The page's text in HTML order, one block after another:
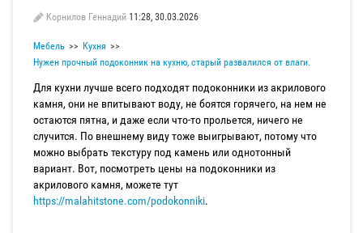
Корнилов Геннадий 11:28, 30.03.2026
Мебель
Кухня
Нужен прочный подоконник на кухню, старый развалился от влаги.
Для кухни лучше всего подходят подоконники из акрилового
камня, они не впитывают воду, не боятся горячего, на нем не
остаются пятна, и даже если что-то прольется, ничего не
случится. По внешнему виду тоже выигрывают, потому что
можно выбрать текстуру под камень или однотонный
вариант. Вот, посмотреть цены на подоконники из
акрилового камня, можете тут
https://malahitstone.com/podokonniki.